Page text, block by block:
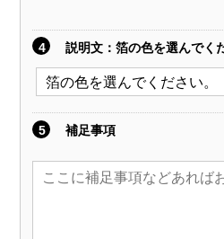
4 説明文 ：箔の色を選んでく
5 補足事項